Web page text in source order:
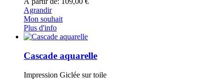
Agrandir
Mon souhait
Plus d'info
Cascade aquarelle
Impression Giclée sur toile